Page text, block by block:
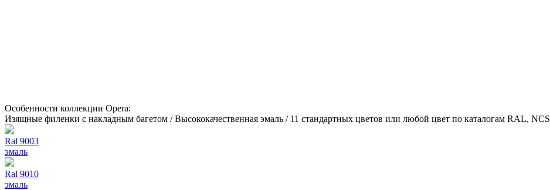
Особенности коллекции Opera:
Изящные филенки с накладным багетом / Высококачественная эмаль / 11 стандартных цветов или любой цвет по каталогам RAL, NCS
Ral 9003
эмаль
Ral 9010
эмаль